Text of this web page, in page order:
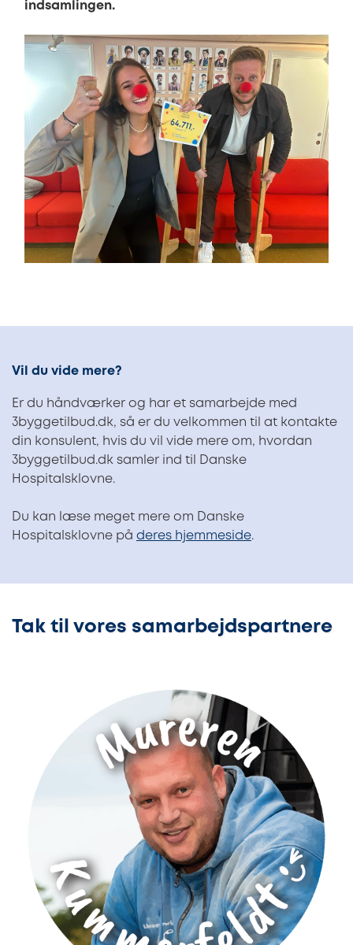
indsamlingen.
Vil du vide mere?
Er du håndværker og har et samarbejde med
3byggetilbud.dk, så er du velkommen til at kontakte
din konsulent, hvis du vil vide mere om, hvordan
3byggetilbud.dk samler ind til Danske
Hospitalsklovne.
Du kan læse meget mere om Danske
Hospitalsklovne på deres hjemmeside.
Tak til vores samarbejdspartnere